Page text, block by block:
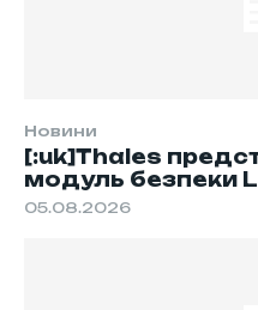
Новини
[:uk]Thales
модуль безпеки
05.08.2026